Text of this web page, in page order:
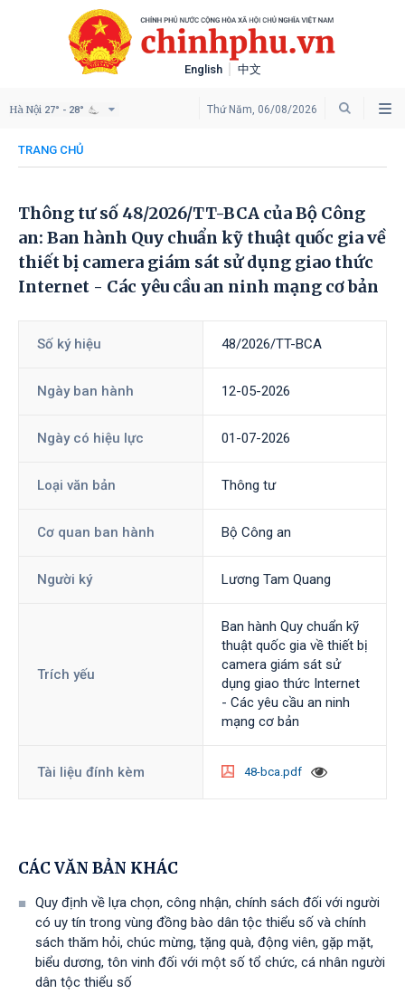
English 中文
Thứ Năm, 06/08/2026
Hà Nội 27° - 28°
TRANG CHỦ
Thông tư số 48/2026/TT-BCA của Bộ Công
an: Ban hành Quy chuẩn kỹ thuật quốc gia về
thiết bị camera giám sát sử dụng giao thức
Internet - Các yêu cầu an ninh mạng cơ bản
Số ký hiệu 48/2026/TT-BCA
Ngày ban hành 12-05-2026
Ngày có hiệu lực 01-07-2026
Loại văn bản Thông tư
Cơ quan ban hành Bộ Công an
Người ký Lương Tam Quang
Trích yếu
Ban hành Quy chuẩn kỹ
thuật quốc gia về thiết bị
camera giám sát sử
dụng giao thức Internet
- Các yêu cầu an ninh
mạng cơ bản
Tài liệu đính kèm 48-bca.pdf
CÁC VĂN BẢN KHÁC
Quy định về lựa chọn, công nhận, chính sách đối với người
có uy tín trong vùng đồng bào dân tộc thiểu số và chính
sách thăm hỏi, chúc mừng, tặng quà, động viên, gặp mặt,
biểu dương, tôn vinh đối với một số tổ chức, cá nhân người
dân tộc thiểu số